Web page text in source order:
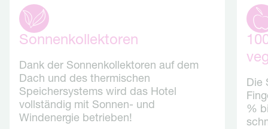
Sonnenkollektoren
Dank der Sonnenkollektoren auf dem
Dach und des thermischen
Speichersystems wird das Hotel
vollständig mit Sonnen- und
Windenergie betrieben!
Die
%